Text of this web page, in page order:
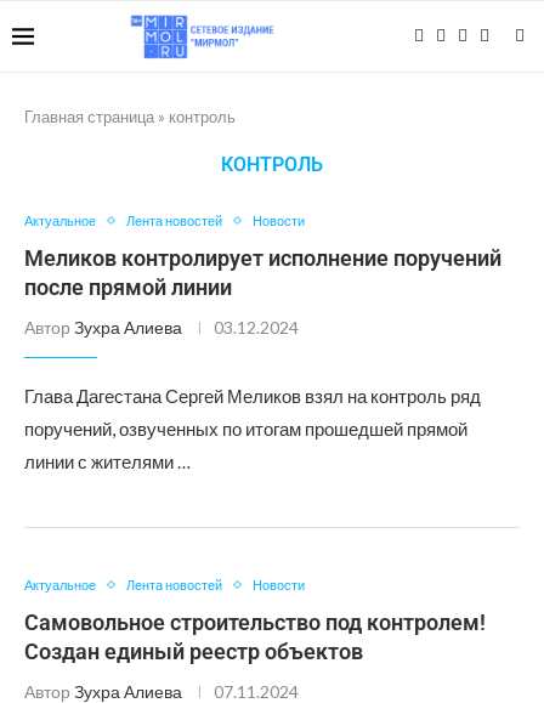
Главная страница » контроль
КОНТРОЛЬ
Актуальное Лента новостей Новости
Меликов контролирует исполнение поручений
после прямой линии
Автор Зухра Алиева 03.12.2024
Глава Дагестана Сергей Меликов взял на контроль ряд
поручений, озвученных по итогам прошедшей прямой
линии с жителями …
Актуальное Лента новостей Новости
Самовольное строительство под контролем!
Создан единый реестр объектов
Автор Зухра Алиева 07.11.2024